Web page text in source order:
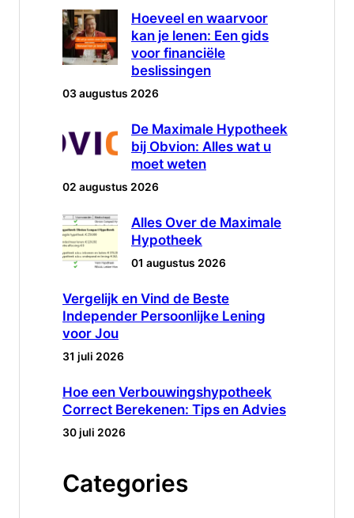
Hoeveel en waarvoor
kan je lenen: Een gids
voor financiële
beslissingen
03 augustus 2026
De Maximale Hypotheek
bij Obvion: Alles wat u
moet weten
02 augustus 2026
Alles Over de Maximale
Hypotheek
01 augustus 2026
Vergelijk en Vind de Beste
Independer Persoonlijke Lening
voor Jou
31 juli 2026
Hoe een Verbouwingshypotheek
Correct Berekenen: Tips en Advies
30 juli 2026
Categories